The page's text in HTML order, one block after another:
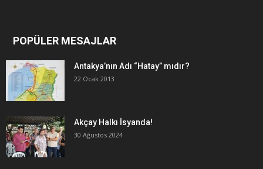
POPÜLER MESAJLAR
Antakya’nın Adı “Hatay” mıdır?
22 Ocak 2013
Akçay Halkı İsyanda!
30 Ağustos 2024